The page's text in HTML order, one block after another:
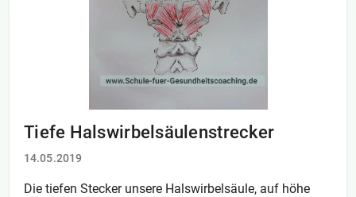
Tiefe Halswirbelsäulenstrecker
14.05.2019
Die tiefen Stecker unsere Halswirbelsäule, auf höhe